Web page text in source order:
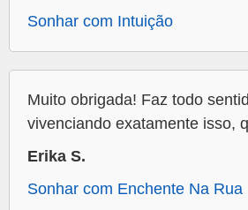
Sonhar com Intuição
Muito obrigada! Faz todo
vivenciando exatamente isso,
Erika S.
Sonhar com Enchente Na Rua